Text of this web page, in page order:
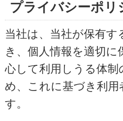
プライバシーポリ
当社は、当社が保有
き、個人情報を適切
心して利用しうる体
め、これに基づき利
す。